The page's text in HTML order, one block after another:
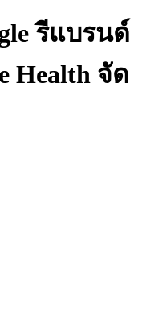
รีแบรนด์
Health จัด